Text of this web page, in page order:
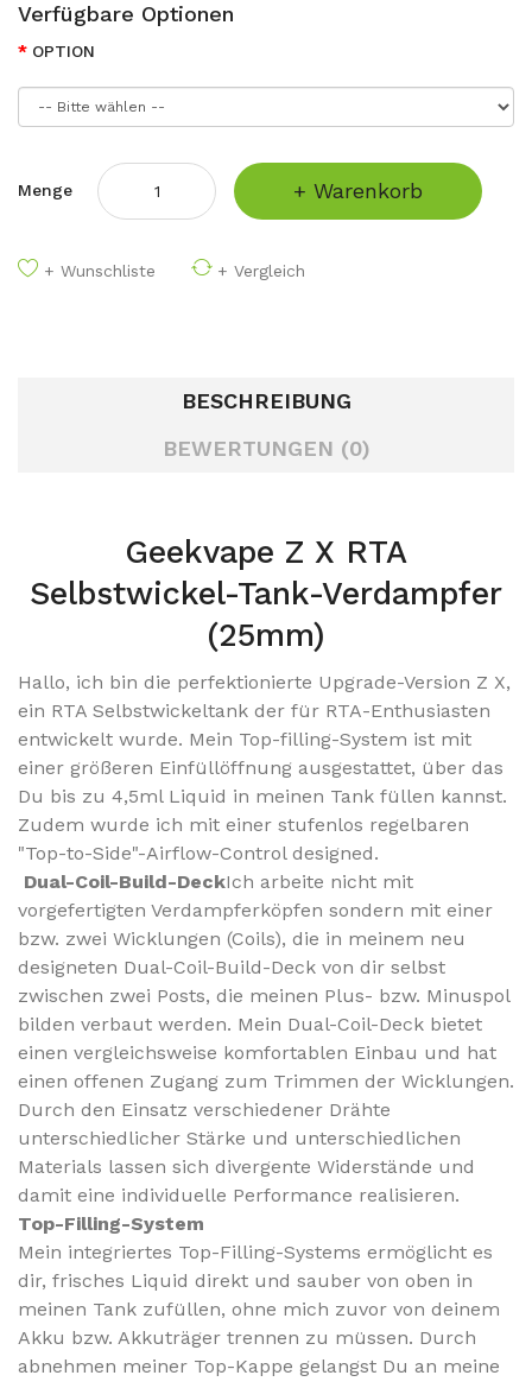
Verfügbare Optionen
OPTION
Menge + Warenkorb
+ Wunschliste + Vergleich
BESCHREIBUNG
BEWERTUNGEN (0)
Geekvape Z X RTA
Selbstwickel-Tank-Verdampfer
(25mm)
Hallo, ich bin die perfektionierte Upgrade-Version Z X,
ein RTA Selbstwickeltank der für RTA-Enthusiasten
entwickelt wurde. Mein Top-filling-System ist mit
einer größeren Einfüllöffnung ausgestattet, über das
Du bis zu 4,5ml Liquid in meinen Tank füllen kannst.
Zudem wurde ich mit einer stufenlos regelbaren
"Top-to-Side"-Airflow-Control designed.
Dual-Coil-Build-DeckIch arbeite nicht mit
vorgefertigten Verdampferköpfen sondern mit einer
bzw. zwei Wicklungen (Coils), die in meinem neu
designeten Dual-Coil-Build-Deck von dir selbst
zwischen zwei Posts, die meinen Plus- bzw. Minuspol
bilden verbaut werden. Mein Dual-Coil-Deck bietet
einen vergleichsweise komfortablen Einbau und hat
einen offenen Zugang zum Trimmen der Wicklungen.
Durch den Einsatz verschiedener Drähte
unterschiedlicher Stärke und unterschiedlichen
Materials lassen sich divergente Widerstände und
damit eine individuelle Performance realisieren.
Top-Filling-System
Mein integriertes Top-Filling-Systems ermöglicht es
dir, frisches Liquid direkt und sauber von oben in
meinen Tank zufüllen, ohne mich zuvor von deinem
Akku bzw. Akkuträger trennen zu müssen. Durch
abnehmen meiner Top-Kappe gelangst Du an meine